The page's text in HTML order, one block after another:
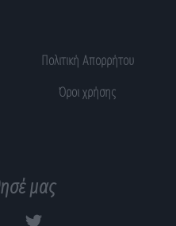
Πολιτική Απορρήτου
Όροι χρήσης
μας